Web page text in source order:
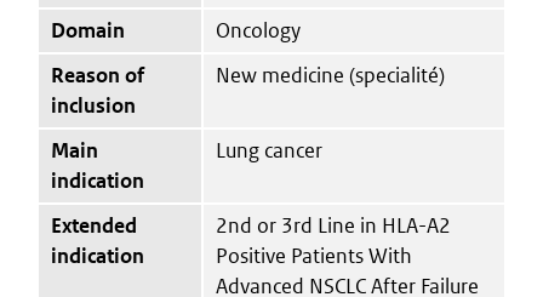
Domain
Oncology
Reason of
inclusion
New medicine (specialité)
Main
indication
Lung cancer
Extended
indication
2nd or 3rd Line in HLA-A2
Positive Patients With
Advanced NSCLC After Failure